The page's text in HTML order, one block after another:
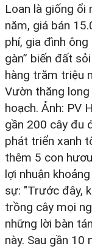
Loan là giống ổi
năm, giá bán
phí, gia đình
gàn” biến đất
hàng trăm triệu
Vườn thăng
hoạch. Ảnh: PV
gần 200 cây đu
phát triển xanh
thêm 5 con
lợi nhuận
sự: "Trước đây,
trồng cây mọi
những lời bàn
này. Sau gần